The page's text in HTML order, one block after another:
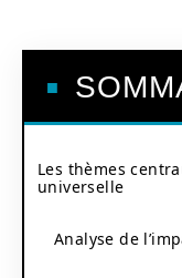
Les thèmes
universelle
Analyse de